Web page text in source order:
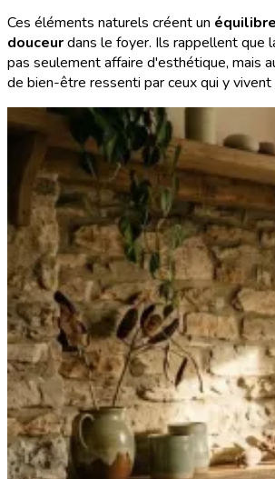
Ces éléments naturels créent un
douceurdans le foyer. Ils rappellent que
pas seulement affaire d'esthétique, mais
de bien-être ressenti par ceux qui y vivent